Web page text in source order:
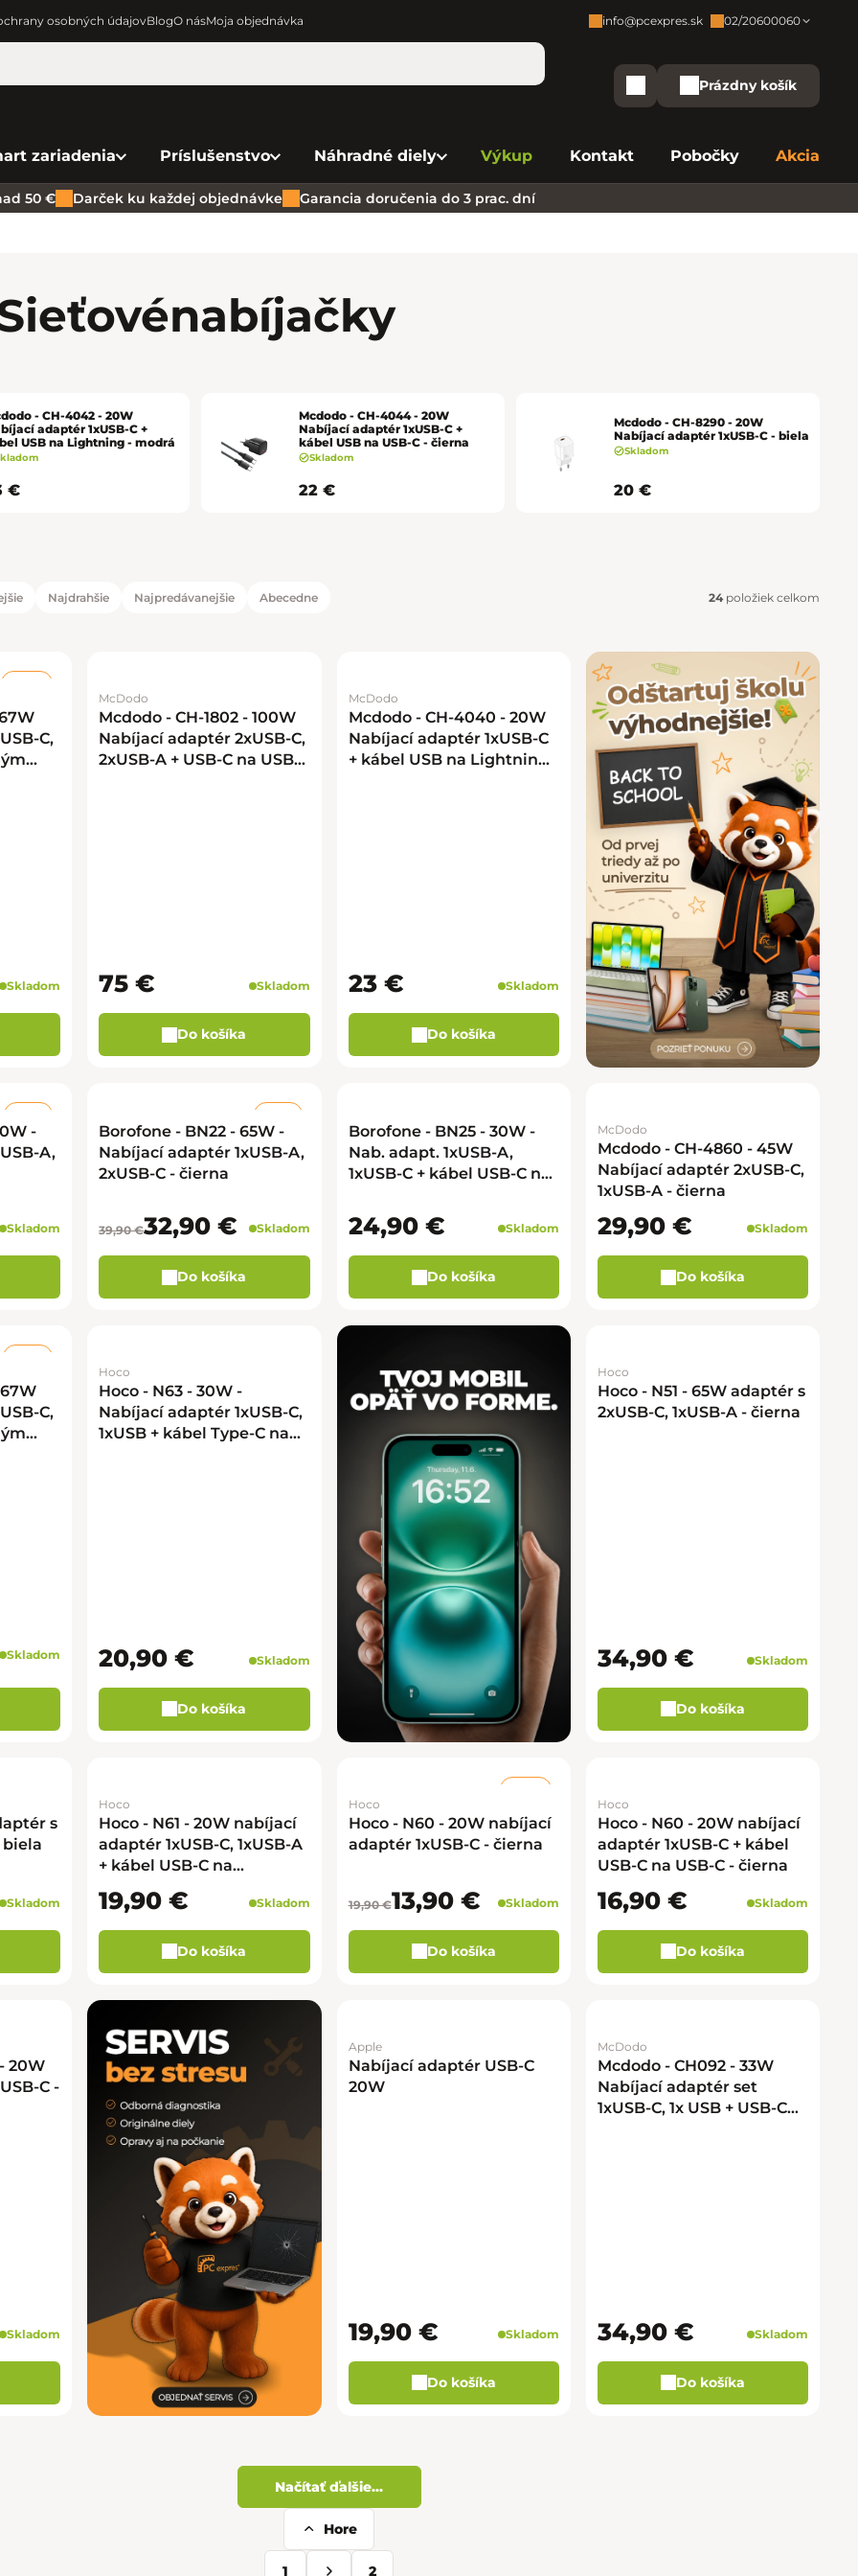
Zákaznícka podpora:
info@pcexpres.sk 02/20600060
Bratislava - Avion 02/20 60 00 61
Bratislava - Aupark
Košice - Optima 02/20 60 00 72
Košice - Žižkova 13
Prešov - Eperia 02/20 60 00 70
Prievidza - Korzo 02/20 60 00 82
Trenčín - Laugaricio 02/20 60 00 80
Trnava - City Arena 02/20 60 00 69
02/20 60 00 74
osobných údajovBlogO násMoja objednávka
Nákupný košík
Prázdny košík
zariadenia Príslušenstvo Náhradné diely Výkup Kontakt Pobočky Akcia
50 € Darček ku každej objednávke Garancia doručenia do 3 prac. dní
nabíjačky
- CH-4042 - 20W
adaptér 1xUSB-C +
USB na Lightning - modrá
€
Mcdodo - CH-4044 - 20W
Nabíjací adaptér 1xUSB-C +
kábel USB na USB-C - čierna
Skladom
22 €
Mcdodo - CH-8290 - 20W
Nabíjací adaptér 1xUSB-C - biela
Skladom
20 €
Najdrahšie Najpredávanejšie Abecedne 24položiek celkom
C,
Skladom
McDodo
Mcdodo - CH-1802 - 100W
Nabíjací adaptér 2xUSB-C,
2xUSB-A + USB-C na USB-
75 € Skladom
Do košíka
McDodo
Mcdodo - CH-4040 - 20W
Nabíjací adaptér 1xUSB-C
+ kábel USB na Lightning -
23 € Skladom
Do košíka
-
A,
Skladom
Borofone - BN22 - 65W -
Nabíjací adaptér 1xUSB-A,
2xUSB-C - čierna
39,90 €32,90 € Skladom
Do košíka
Borofone - BN25 - 30W -
Nab. adapt. 1xUSB-A,
1xUSB-C + kábel USB-C na
24,90 € Skladom
Do košíka
McDodo
Mcdodo - CH-4860 - 45W
Nabíjací adaptér 2xUSB-C,
1xUSB-A - čierna
29,90 € Skladom
Do košíka
C,
Skladom
Hoco
Hoco - N63 - 30W -
Nabíjací adaptér 1xUSB-C,
1xUSB + kábel Type-C na
20,90 € Skladom
Do košíka
Hoco
Hoco - N51 - 65W adaptér s
2xUSB-C, 1xUSB-A - čierna
34,90 € Skladom
Do košíka
s
biela
Skladom
Hoco
Hoco - N61 - 20W nabíjací
adaptér 1xUSB-C, 1xUSB-A
+ kábel USB-C na
19,90 € Skladom
Do košíka
Hoco
Hoco - N60 - 20W nabíjací
adaptér 1xUSB-C - čierna
19,90 €13,90 € Skladom
Do košíka
Hoco
Hoco - N60 - 20W nabíjací
adaptér 1xUSB-C + kábel
USB-C na USB-C - čierna
16,90 € Skladom
Do košíka
20W
C -
Skladom
Apple
Nabíjací adaptér USB-C
20W
19,90 € Skladom
Do košíka
McDodo
Mcdodo - CH092 - 33W
Nabíjací adaptér set
1xUSB-C, 1x USB + USB-C
34,90 € Skladom
Do košíka
Ovládacie prvky výpisu
Načítať ďalšie...
1 2
Hore